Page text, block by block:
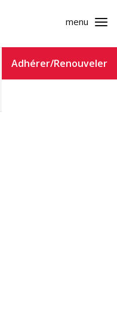
menu
Adhérer/Renouveler